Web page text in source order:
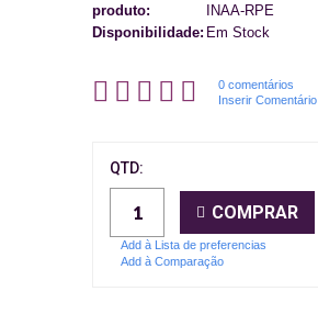
produto:
INAA-RPE
Disponibilidade:Em Stock
0 comentários
Inserir Comentário
QTD:
COMPRAR
Add à Lista de preferencias
Add à Comparação